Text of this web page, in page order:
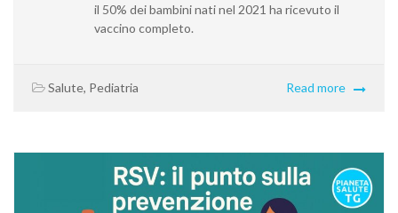
il 50% dei bambini nati nel 2021 ha ricevuto il
vaccino completo.
Salute, Pediatria Read more